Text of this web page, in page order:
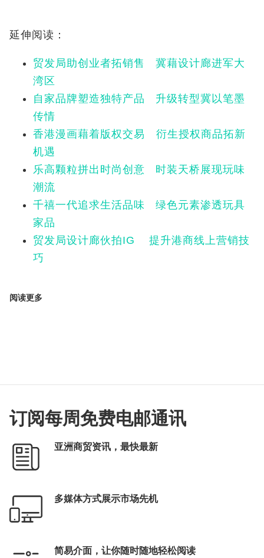
延伸阅读：
贸发局助创业者拓销售 冀藉设计廊进军大
湾区
自家品牌塑造独特产品 升级转型冀以笔墨
传情
香港漫画藉着版权交易 衍生授权商品拓新
机遇
乐高颗粒拼出时尚创意 时装天桥展现玩味
潮流
千禧一代追求生活品味 绿色元素渗透玩具
家品
贸发局设计廊伙拍IG 提升港商线上营销技
巧
阅读更多
订阅每周免费电邮通讯
亚洲商贸资讯，最快最新
多媒体方式展示市场先机
简易介面，让你随时随地轻松阅读